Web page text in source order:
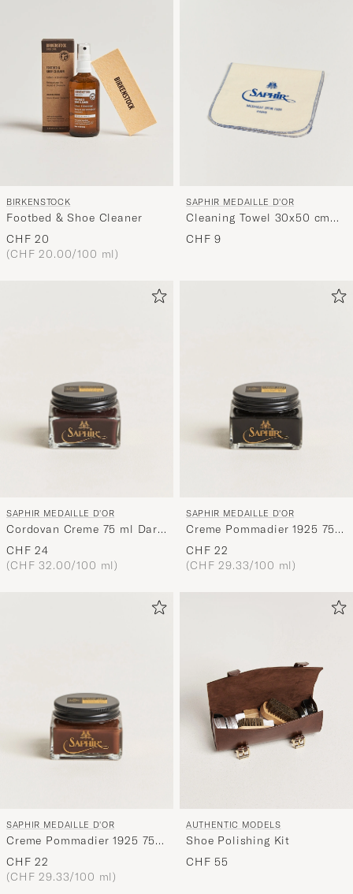
BIRKENSTOCK
Footbed & Shoe Cleaner
CHF 20
(CHF 20.00/100 ml)
SAPHIR MEDAILLE D'OR
Cleaning Towel 30x50 cm
White
CHF 9
SAPHIR MEDAILLE D'OR
Cordovan Creme 75 ml Dark
Brown
CHF 24
(CHF 32.00/100 ml)
SAPHIR MEDAILLE D'OR
Creme Pommadier 1925 75
ml Black
CHF 22
(CHF 29.33/100 ml)
SAPHIR MEDAILLE D'OR
Creme Pommadier 1925 75
ml Medium Brown
CHF 22
(CHF 29.33/100 ml)
AUTHENTIC MODELS
Shoe Polishing Kit
CHF 55